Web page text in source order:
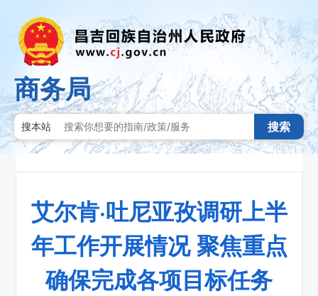
商务局
搜本站 搜索
艾尔肯·吐尼亚孜调研上半
年工作开展情况 聚焦重点
确保完成各项目标任务